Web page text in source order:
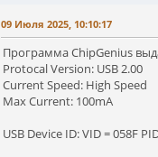
09 Июля 2025, 10:10:17
Программа ChipGenius
Protocal Version: USB 2.00
Current Speed: High Speed
Max Current: 100mA
USB Device ID: VID = 058F